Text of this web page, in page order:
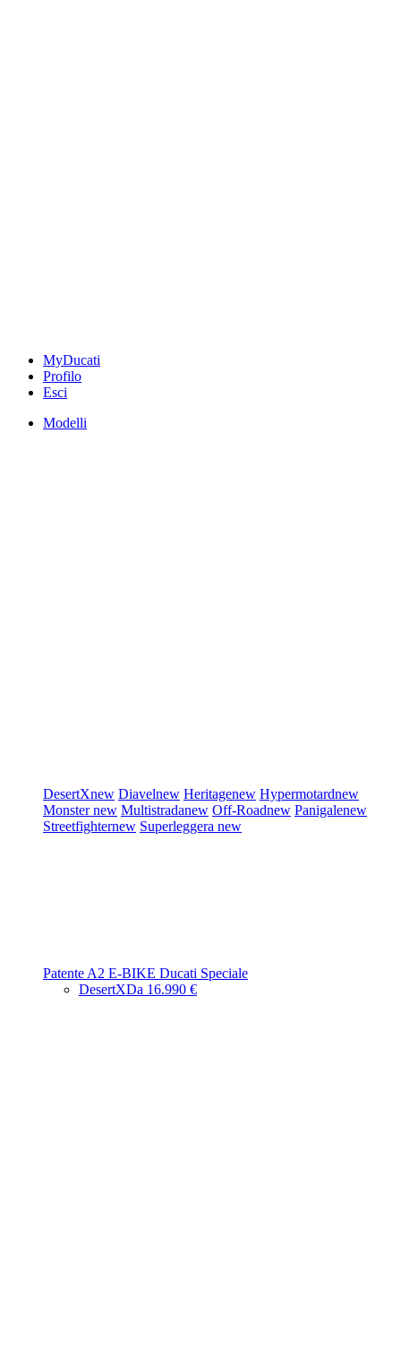
MyDucati
Profilo
Esci
Modelli
DesertXnew Diavelnew Heritagenew Hypermotardnew
Monsternew Multistradanew Off-Roadnew Panigalenew
Streetfighternew Superleggera new
Patente A2 E-BIKE Ducati Speciale
DesertXDa 16.990 €